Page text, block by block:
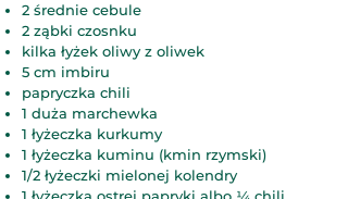
2 średnie cebule
2 ząbki czosnku
kilka łyżek oliwy z oliwek
5 cm imbiru
papryczka chili
1 duża marchewka
1 łyżeczka kurkumy
1 łyżeczka kuminu (kmin rzymski)
1/2 łyżeczki mielonej kolendry